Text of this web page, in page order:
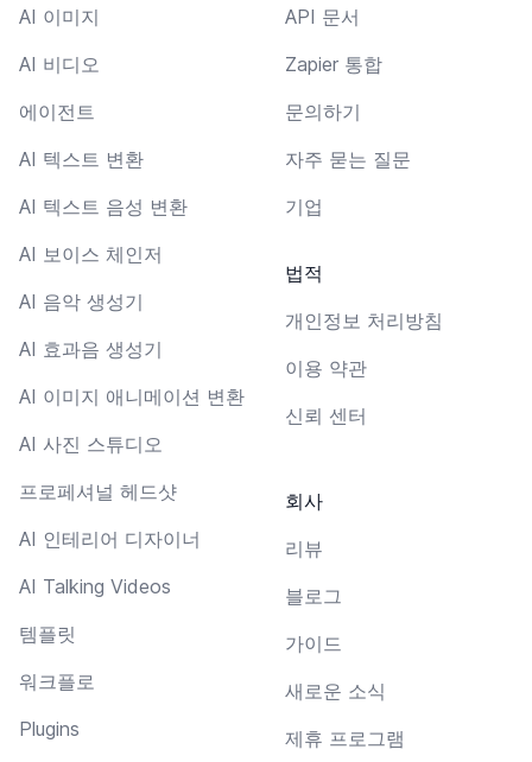
AI 이미지
AI 비디오
에이전트
AI 텍스트 변환
AI 텍스트 음성 변환
AI 보이스 체인저
AI 음악 생성기
AI 효과음 생성기
AI 이미지 애니메이션 변환
AI 사진 스튜디오
프로페셔널 헤드샷
AI 인테리어 디자이너
AI Talking Videos
템플릿
워크플로
Plugins
API 문서
Zapier 통합
문의하기
자주 묻는 질문
기업
법적
개인정보 처리방침
이용 약관
신뢰 센터
회사
리뷰
블로그
가이드
새로운 소식
제휴 프로그램